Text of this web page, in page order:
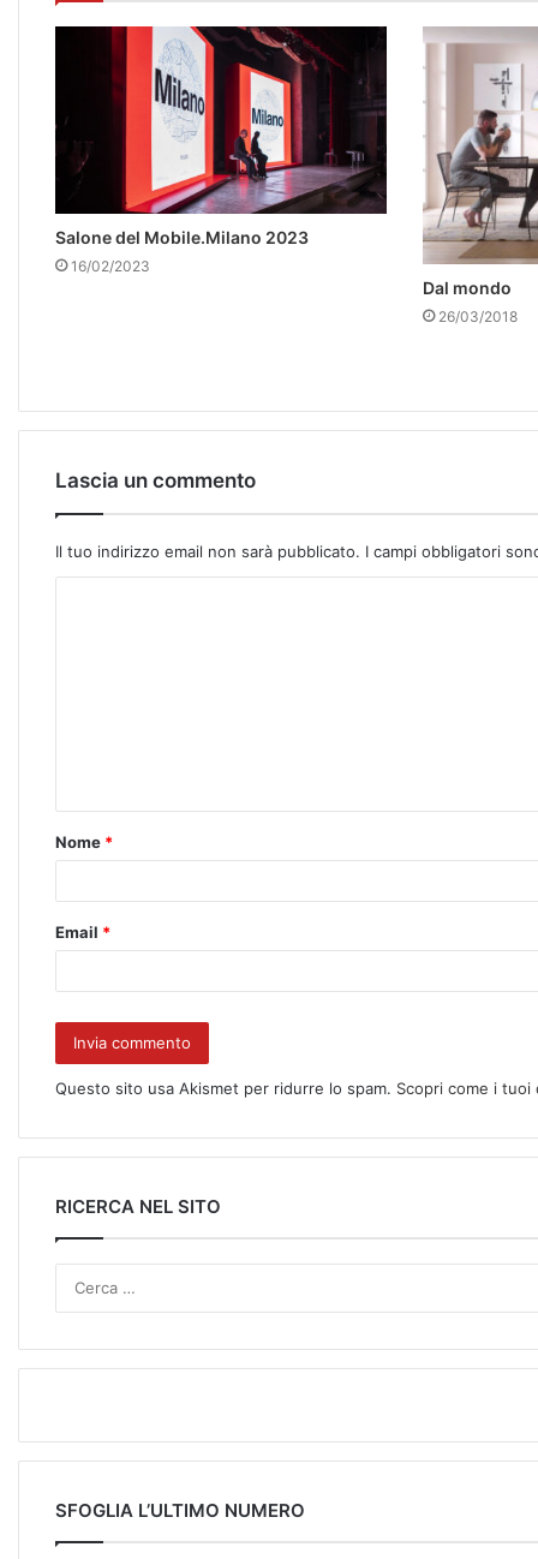
Salone del Mobile.Milano 2023
16/02/2023
Dal mondo
26/03/2018
Lascia un commento
Il tuo indirizzo email non sarà pubblicato. I campi obbligatori
Nome *
Email *
Questo sito usa Akismet per ridurre lo spam. Scopri come i
RICERCA NEL SITO
SFOGLIA L’ULTIMO NUMERO